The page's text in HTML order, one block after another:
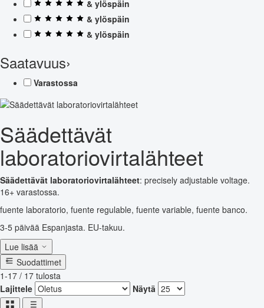
& ylöspäin
& ylöspäin
& ylöspäin
Saatavuus›
Varastossa
Säädettävät
laboratoriovirtalähteet
Säädettävät laboratoriovirtalähteet: precisely adjustable voltage.
16+ varastossa.
fuente laboratorio, fuente regulable, fuente variable, fuente banco.
3-5 päivää Espanjasta. EU-takuu.
Lue lisää
Suodattimet
1-17 / 17 tulosta
Lajittele
Näytä